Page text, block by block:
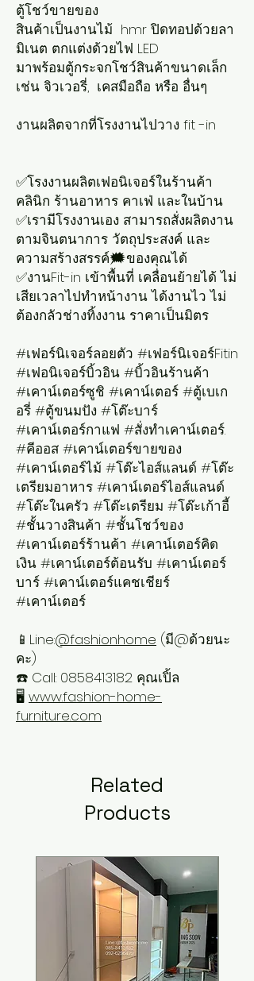
ตู้โชว์ขายของ
สินค้าเป็นงานไม้ hmr ปิดทอปด้วยลา
มิเนต ตกแต่งด้วยไฟ LED
มาพร้อมตู้กระจกโชว์สินค้าขนาดเล็ก
เช่น จิวเวอรี่, เคสมือถือ หรือ อื่นๆ
งานผลิตจากที่โรงงานไปวาง fit -in
✅โรงงานผลิตเฟอนิเจอร์ในร้านค้า
คลินิก ร้านอาหาร คาเฟ่ และในบ้าน
✅เรามีโรงงานเอง สามารถสั่งผลิตงาน
ตามจินตนาการ วัตถุประสงค์ และ
ความสร้างสรรค์🗯ของคุณได้
✅งานFit-in เข้าพื้นที่ เคลื่อนย้ายได้ ไม่
เสียเวลาไปทำหน้างาน ได้งานไว ไม่
ต้องกลัวช่างทิ้งงาน ราคาเป็นมิตร
#เฟอร์นิเจอร์ลอยตัว #เฟอร์นิเจอร์Fitin
#เฟอนิเจอร์บิ้วอิน #บิ้วอินร้านค้า
#เคาน์เตอร์ซูชิ #เคาน์เตอร์ #ตู้เบเก
อรี่ #ตู้ขนมปัง #โต๊ะบาร์
#เคาน์เตอร์กาแฟ #สั่งทำเคาน์เตอร์.
#คีออส #เคาน์เตอร์ขายของ
#เคาน์เตอร์ไม้ #โต๊ะไอส์แลนด์ #โต๊ะ
เตรียมอาหาร #เคาน์เตอร์ไอส์แลนด์
#โต๊ะในครัว #โต๊ะเตรียม #โต๊ะเก้าอี้
#ชั้นวางสินค้า #ชั้นโชว์ของ
#เคาน์เตอร์ร้านค้า #เคาน์เตอร์คิด
เงิน #เคาน์เตอร์ต้อนรับ #เคาน์เตอร์
บาร์ #เคาน์เตอร์แคชเชียร์
#เคาน์เตอร์
📱Line:@fashionhome (มี@ด้วยนะ
คะ)
☎️ Call: 0858413182 คุณเปิ้ล
🖥️ www.fashion-home-
furniture.com
Related
Products